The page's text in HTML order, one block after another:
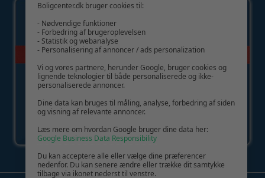
Boligcenter.dk bruger cookies til:
- Nødvendige funktioner
- Forbedring af brugeroplevelsen
- Statistik og webanalyse
- Personalisering af annoncer / ads personalization
Vi og vores partnere, herunder Google, bruger cookies og
lignende teknologier til både personaliserede og ikke-
personaliserede annoncer.
Dine data kan bruges til måling, analyse, forbedring af siden
og visning af relevante annoncer.
Læs mere om hvordan Google bruger dine data her:
Google Business Data Responsibility
Du kan acceptere alle eller vælge dine præferencer
nedenfor. Du kan senere ændre eller trække dit samtykke
tilbage via ikonet nederst til venstre.